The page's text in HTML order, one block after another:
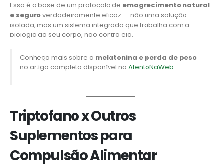
Essa é a base de um protocolo de emagrecimento natural
e seguroverdadeiramente eficaz — não uma solução
isolada, mas um sistema integrado que trabalha com a
biologia do seu corpo, não contra ela.
Conheça mais sobre a melatonina e perda de peso
no artigo completo disponível no AtentoNaWeb.
Triptofano x Outros
Suplementos para
Compulsão Alimentar